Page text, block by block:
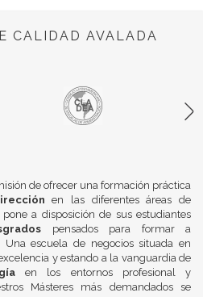
CALIDAD AVALADA
de ofrecer una formación práctica
en las diferentes áreas de
pone a disposición de sus estudiantes
pensados para formar a
Una escuela de negocios situada en
y estando a la vanguardia de
en los entornos profesional y
Másteres más demandados se